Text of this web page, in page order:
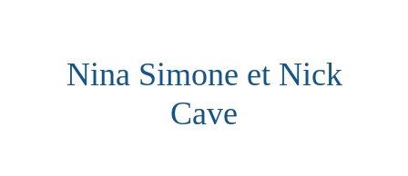
Nina Simone et Nick
Cave